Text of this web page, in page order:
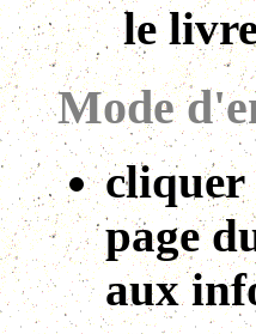
le
Mode
cliquer
page
aux